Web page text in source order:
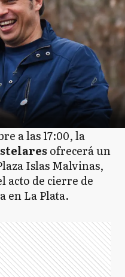
a las 17:00, la
ofrecerá un
Islas Malvinas,
acto de cierre de
en La Plata.